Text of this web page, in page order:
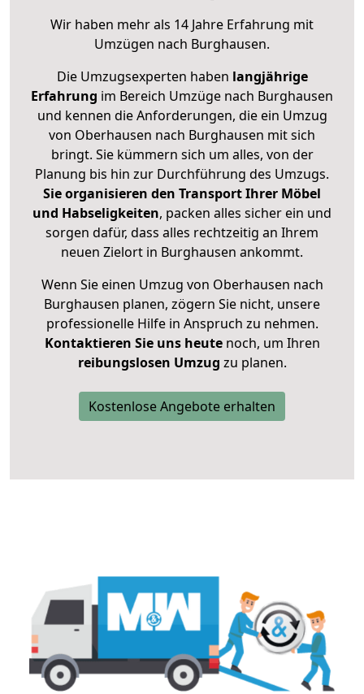
Wir haben mehr als 14 Jahre Erfahrung mit
Umzügen nach Burghausen.
Die Umzugsexperten haben langjährige
Erfahrung im Bereich Umzüge nach Burghausen
und kennen die Anforderungen, die ein Umzug
von Oberhausen nach Burghausen mit sich
bringt. Sie kümmern sich um alles, von der
Planung bis hin zur Durchführung des Umzugs.
Sie organisieren den Transport Ihrer Möbel
und Habseligkeiten, packen alles sicher ein und
sorgen dafür, dass alles rechtzeitig an Ihrem
neuen Zielort in Burghausen ankommt.
Wenn Sie einen Umzug von Oberhausen nach
Burghausen planen, zögern Sie nicht, unsere
professionelle Hilfe in Anspruch zu nehmen.
Kontaktieren Sie uns heutenoch, um Ihren
reibungslosen Umzug zu planen.
Kostenlose Angebote erhalten